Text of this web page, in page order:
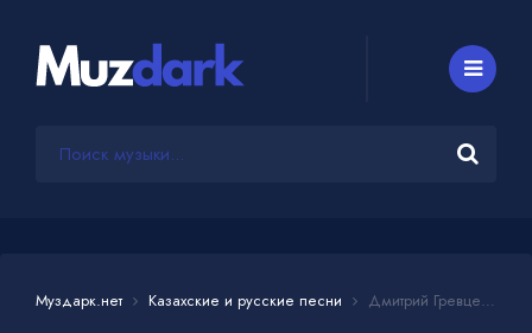
Муздарк.нет Казахские и русские песни Дмитрий Гревцев - Красное вино